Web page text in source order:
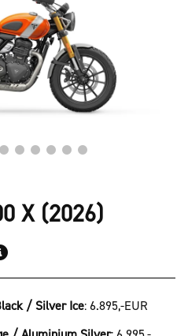
X (2026)
/ Silver Ice: 6.895,-EUR